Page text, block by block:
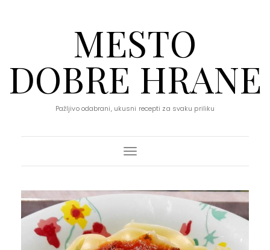
MESTO
DOBRE HRANE
Pažljivo odabrani, ukusni recepti za svaku priliku
Toggle Navigation